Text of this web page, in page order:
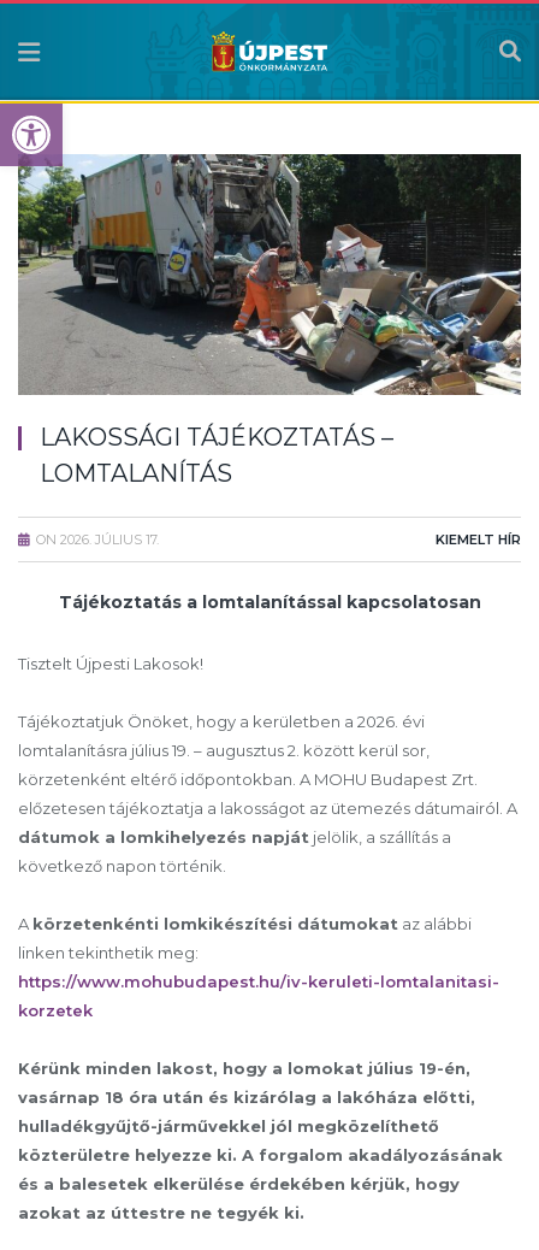
Eszköztár megnyitása
LAKOSSÁGI TÁJÉKOZTATÁS –
LOMTALANÍTÁS
ON 2026. JÚLIUS 17. KIEMELT HÍR
Tájékoztatás a lomtalanítással kapcsolatosan
Tisztelt Újpesti Lakosok!
Tájékoztatjuk Önöket, hogy a kerületben a 2026. évi
lomtalanításra július 19. – augusztus 2. között kerül sor,
körzetenként eltérő időpontokban. A MOHU Budapest Zrt.
előzetesen tájékoztatja a lakosságot az ütemezés dátumairól. A
dátumok a lomkihelyezés napját jelölik, a szállítás a
következő napon történik.
A körzetenkénti lomkikészítési dátumokat az alábbi
linken tekinthetik meg:
https://www.mohubudapest.hu/iv-keruleti-lomtalanitasi-
korzetek
Kérünk minden lakost, hogy a lomokat július 19-én,
vasárnap 18 óra után és kizárólag a lakóháza előtti,
hulladékgyűjtő-járművekkel jól megközelíthető
közterületre helyezze ki. A forgalom akadályozásának
és a balesetek elkerülése érdekében kérjük, hogy
azokat az úttestre ne tegyék ki.